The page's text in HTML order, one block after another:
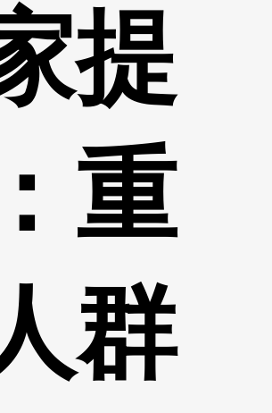
竞猜 2026年世界杯 2026年冬奥会
奥林匹克频道 生活体育大会
乡村振兴 生态环境 一带一路
直播 节目单 栏目
提
重
群